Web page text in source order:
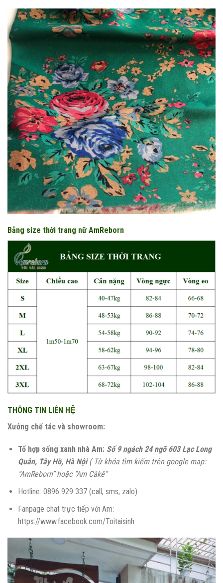
Bảng size thời trang nữ AmReborn
THÔNG TIN LIÊN HỆ
Xưởng chế tác và showroom:
Tổ hợp sống xanh nhà Am: Số 9 ngách 24 ngõ 603 Lạc Long
Quân, Tây Hồ, Hà Nội( Từ khóa tìm kiếm trên google map:
“AmReborn” hoặc “Am Càkê”
Hotline: 0896 929 337 (call, sms, zalo)
Fanpage chat trực tiếp với Am:
https://www.facebook.com/Toitaisinh